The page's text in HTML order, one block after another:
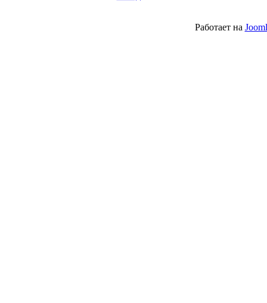
Работает на